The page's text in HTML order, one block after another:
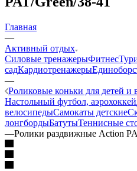
Главная
—
Активный отдых
Силовые тренажерыФитнес
садКардиотренажеры
—
Роликовые коньки для детей и
Настольный футбол, аэрохоккей
велосипедыСамокаты детские
лонгбордыБатутыТеннисные
—Ролики раздвижные Action